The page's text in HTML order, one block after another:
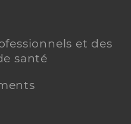
et des
santé